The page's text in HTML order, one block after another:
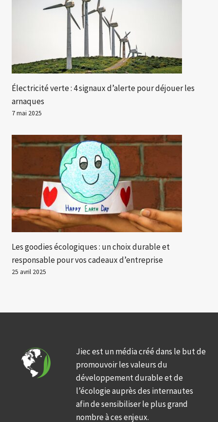
Électricité verte : 4 signaux d’alerte pour déjouer les
arnaques
7 mai 2025
Les goodies écologiques : un choix durable et
responsable pour vos cadeaux d’entreprise
25 avril 2025
Jiec est un média créé dans le but de
promouvoir les valeurs du
développement durable et de
l’écologie auprès des internautes
afin de sensibiliser le plus grand
nombre à ces enjeux.